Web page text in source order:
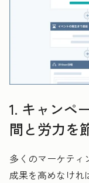
1. キャンペ
間と労力を
多くのマーケティ
成果を高めなけれ